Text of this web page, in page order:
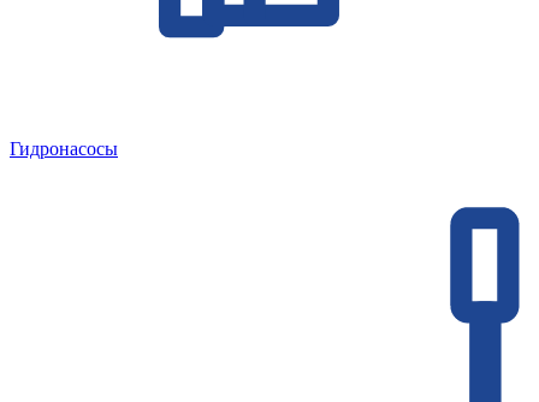
Гидронасосы